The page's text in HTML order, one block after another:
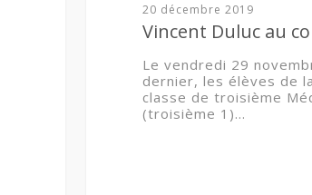
20 décembre 2019
Vincent Duluc au
Le vendredi 29
dernier, les élèves de la
classe de troisième
(troisième 1)…